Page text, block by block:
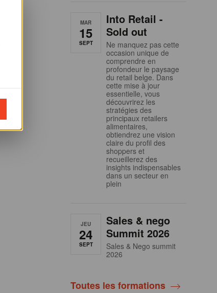
MAR
15
SEPT
Into Retail -
Sold out
Ne manquez pas cette
occasion unique de
comprendre en
profondeur le paysage
du retail belge. Dans
cette mise à jour
essentielle, vous
découvrirez les
stratégies des
principaux retailers
alimentaires,
obtiendrez une vision
claire du profil des
shoppers et
recueillerez des
insights indispensables
dans un secteur en
plein
JEU
24
SEPT
Sales & nego
Summit 2026
Sales & Nego summit
2026
Toutes les formations